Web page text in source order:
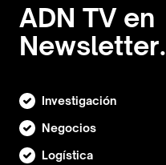
ADN TV en
Newsletter.
Investigación
Negocios
Logística